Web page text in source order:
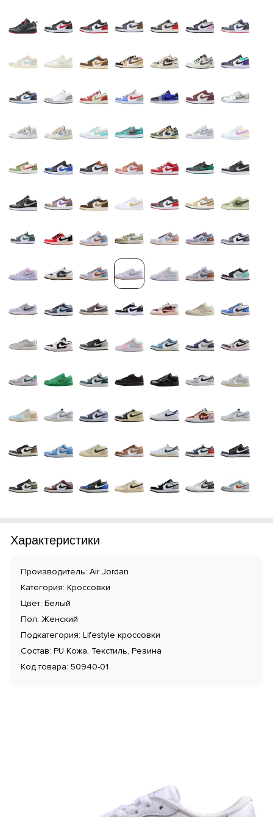
Характеристики
Производитель: Air Jordan
Категория: Кроссовки
Цвет: Белый
Пол: Женский
Подкатегория: Lifestyle кроссовки
Состав: PU Кожа, Текстиль, Резина
Код товара: 50940-01